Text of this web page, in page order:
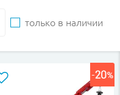
только в наличии